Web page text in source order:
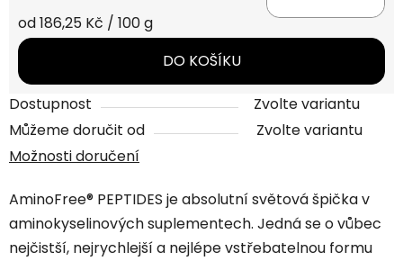
Měrná cena:
od 186,25 Kč / 100 g
DO KOŠÍKU
Dostupnost
Zvolte variantu
Můžeme doručit od
Zvolte variantu
Možnosti doručení
AminoFree® PEPTIDES je absolutní světová špička v
aminokyselinových suplementech. Jedná se o vůbec
nejčistší, nejrychlejší a nejlépe vstřebatelnou formu